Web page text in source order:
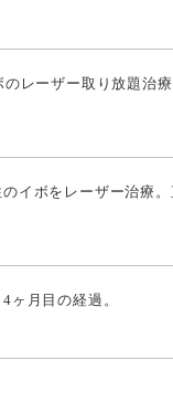
レーザー取り放題治療
イボをレーザー治療。
ヶ月目の経過。